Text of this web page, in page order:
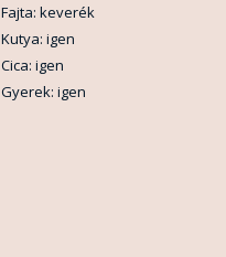
Fajta: keverék
Kutya: igen
Cica: igen
Gyerek: igen